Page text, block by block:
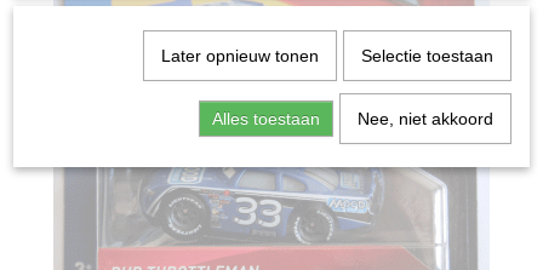
Later opnieuw tonen Selectie toestaan
Alles toestaan Nee, niet akkoord